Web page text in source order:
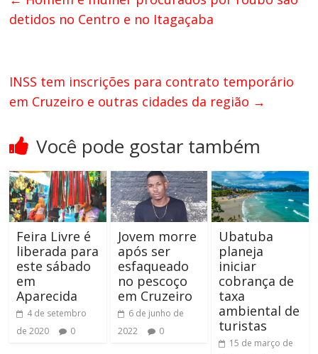
detidos no Centro e no Itagaçaba
INSS tem inscrições para contrato temporário
em Cruzeiro e outras cidades da região →
Você pode gostar também
Feira Livre é
liberada para
este sábado
em
Aparecida
4 de setembro
de 2020
0
Jovem morre
após ser
esfaqueado
no pescoço
em Cruzeiro
6 de junho de
2022
0
Ubatuba
planeja
iniciar
cobrança de
taxa
ambiental de
turistas
15 de março de